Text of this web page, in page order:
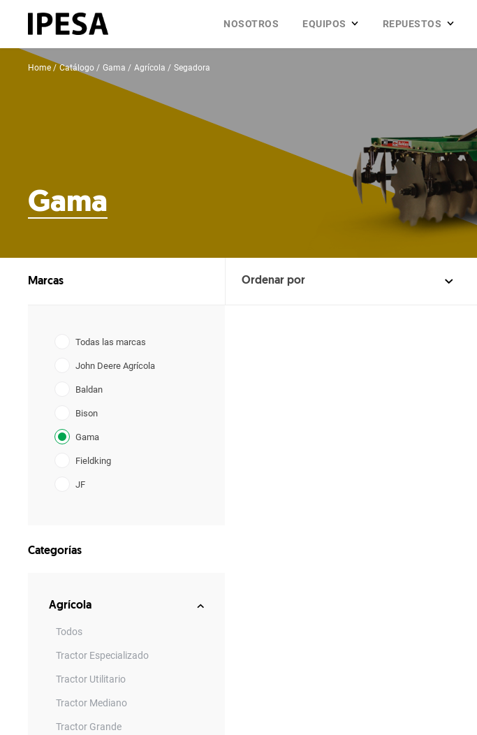
NOSOTROS EQUIPOS REPUESTOS
Home Catálogo Gama Agrícola Segadora
Gama
Marcas
Todas las marcas
John Deere Agrícola
Baldan
Bison
Gama
Fieldking
JF
Categorías
Agrícola
Todos
Tractor Especializado
Tractor Utilitario
Tractor Mediano
Tractor Grande